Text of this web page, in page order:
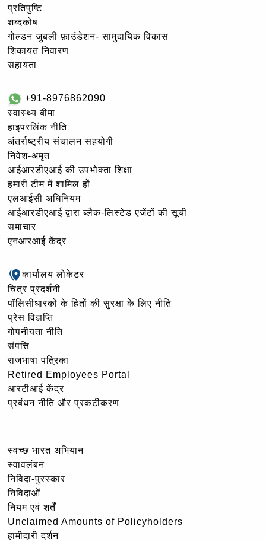
प्रतिपुष्टि
शब्दकोष
गोल्‍डन जुबली फ़ाउंडेशन- सामुदायिक विकास
शिकायत निवारण
सहायता
+91-8976862090
स्वास्थ्य बीमा
हाइपरलिंक नीति
अंतर्राष्ट्रीय संचालन सहयोगी
निवेश-अमृत
आईआरडीएआई की उपभोक्ता शिक्षा
हमारी टीम में शामिल हों
एलआईसी अधिनियम
आईआरडीएआई द्वारा ब्लैक-लिस्टेड एजेंटों की सूची
समाचार
एनआरआई केंद्र
कार्यालय लोकेटर
चित्र प्रदर्शनी
पॉलिसीधारकों के हितों की सुरक्षा के लिए नीति
प्रेस विज्ञप्ति
गोपनीयता नीति
संपत्ति
राजभाषा पत्रिका
Retired Employees Portal
आरटीआई केंद्र
प्रबंधन नीति और प्रकटीकरण
स्वच्छ भारत अभियान
स्वावलंबन
निविदा-पुरस्कार
निविदाओं
नियम एवं शर्तें
Unclaimed Amounts of Policyholders
हामीदारी दर्शन